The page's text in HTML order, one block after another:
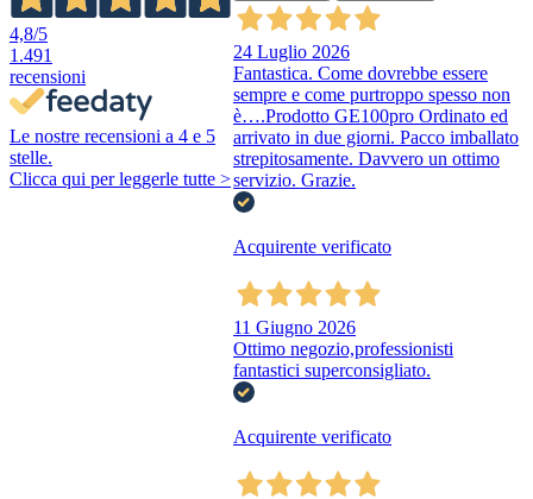
4,8/5
1.491
recensioni
Le nostre recensioni a 4 e 5
stelle.
Clicca qui per leggerle tutte >
24 Luglio 2026
Fantastica. Come dovrebbe essere
sempre e come purtroppo spesso non
è….Prodotto GE100pro Ordinato ed
arrivato in due giorni. Pacco imballato
strepitosamente. Davvero un ottimo
servizio. Grazie.
Acquirente verificato
11 Giugno 2026
Ottimo negozio,professionisti
fantastici superconsigliato.
Acquirente verificato